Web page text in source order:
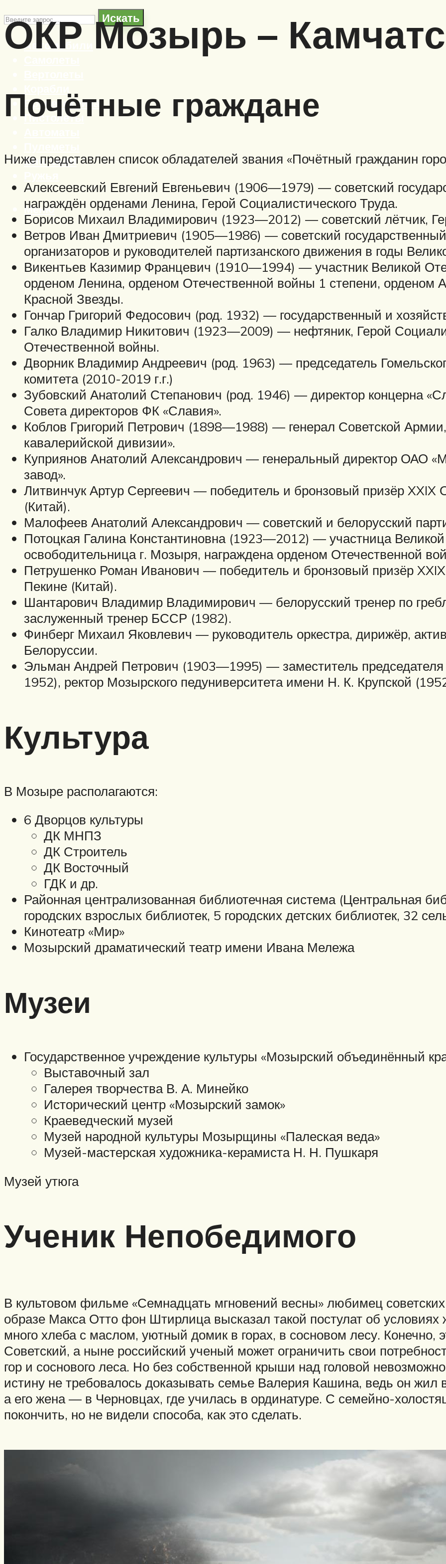
Искать
Автомобили
Бронетехника
Пистолеты
Винтовки
Меню
ОКР Мозырь –
Почётные граждане
Ниже представлен список обладателей звания «Почётный гражданин
Алексеевский Евгений Евгеньевич (1906—1979) — советский
награждён орденами Ленина, Герой Социалистического Труда.
Борисов Михаил Владимирович (1923—2012) — советский лётчик,
Ветров Иван Дмитриевич (1905—1986) — советский
организаторов и руководителей партизанского движения в годы
Викентьев Казимир Францевич (1910—1994) — участник Великой
орденом Ленина, орденом Отечественной войны 1 степени, орденом
Красной Звезды.
Гончар Григорий Федосович (род. 1932) — государственный и
Галко Владимир Никитович (1923—2009) — нефтяник, Герой
Отечественной войны.
Дворник Владимир Андреевич (род. 1963) — председатель
комитета (2010-2019 г.г.)
Зубовский Анатолий Степанович (род. 1946) — директор концерна
Совета директоров ФК «Славия».
Коблов Григорий Петрович (1898—1988) — генерал Советской
кавалерийской дивизии».
Куприянов Анатолий Александрович — генеральный директор ОАО
завод».
Литвинчук Артур Сергеевич — победитель и бронзовый призёр XXIX
(Китай).
Малофеев Анатолий Александрович — советский и белорусский
Потоцкая Галина Константиновна (1923—2012) — участница
освободительница г. Мозыря, награждена орденом Отечественной
Петрушенко Роман Иванович — победитель и бронзовый призёр
Пекине (Китай).
Шантарович Владимир Владимирович — белорусский тренер по
заслуженный тренер БССР (1982).
Финберг Михаил Яковлевич — руководитель оркестра, дирижёр,
Белоруссии.
Эльман Андрей Петрович (1903—1995) — заместитель
1952), ректор Мозырского педуниверситета имени Н. К. Крупской
Культура
В Мозыре располагаются:
6 Дворцов культуры
ДК МНПЗ
ДК Строитель
ДК Восточный
ГДК и др.
Районная централизованная библиотечная система (Центральная
городских взрослых библиотек, 5 городских детских библиотек, 32
Кинотеатр «Мир»
Мозырский драматический театр имени Ивана Мележа
Музеи
Государственное учреждение культуры «Мозырский объединённый
Выставочный зал
Галерея творчества В. А. Минейко
Исторический центр «Мозырский замок»
Краеведческий музей
Музей народной культуры Мозырщины «Палеская веда»
Музей-мастерская художника-керамиста Н. Н. Пушкаря
Музей утюга
Ученик Непобедимого
В культовом фильме «Семнадцать мгновений весны» любимец
образе Макса Отто фон Штирлица высказал такой постулат об
много хлеба с маслом, уютный домик в горах, в сосновом лесу. Конечно,
Советский, а ныне российский ученый может ограничить свои
гор и соснового леса. Но без собственной крыши над головой
истину не требовалось доказывать семье Валерия Кашина, ведь он
а его жена — в Черновцах, где училась в ординатуре. С семейно-
покончить, но не видели способа, как это сделать.